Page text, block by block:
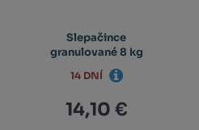
Slepačince
granulované 8 kg
14,10 €
14 DNÍ